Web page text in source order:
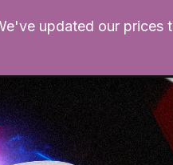
updated our prices